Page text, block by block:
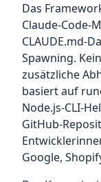
Das
Claude-Code-
CLAUDE.md-
Spawning.
zusätzliche
basiert auf
Node.js-CLI-
GitHub-
Google,